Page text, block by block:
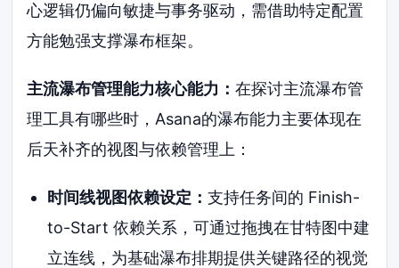
心逻辑仍偏向敏捷与事务驱动，需借助特定配置
方能勉强支撑瀑布框架。
主流瀑布管理能力核心能力：在探讨主流瀑布管
理工具有哪些时，Asana的瀑布能力主要体现在
后天补齐的视图与依赖管理上：
时间线视图依赖设定： 支持任务间的 Finish-
to-Start 依赖关系，可通过拖拽在甘特图中建
立连线，为基础瀑布排期提供关键路径的视觉